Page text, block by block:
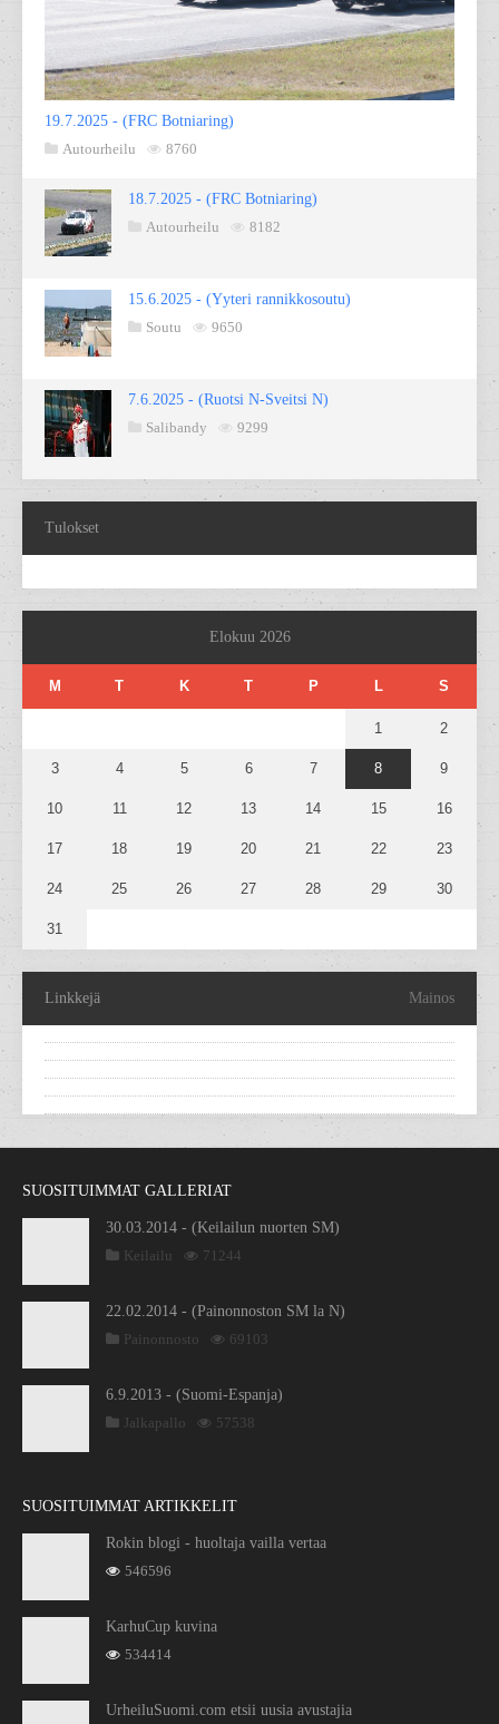
19.7.2025 - (FRC Botniaring)
Autourheilu
8760
18.7.2025 - (FRC Botniaring)
Autourheilu
8182
15.6.2025 - (Yyteri rannikkosoutu)
Soutu
9650
7.6.2025 - (Ruotsi N-Sveitsi N)
Salibandy
9299
Tulokset
Elokuu 2026
M T K T P L S
1 2
3 4 5 6 7 8 9
10 11 12 13 14 15 16
17 18 19 20 21 22 23
24 25 26 27 28 29 30
31
Linkkejä Mainos
SUOSITUIMMAT GALLERIAT
30.03.2014 - (Keilailun nuorten SM)
Keilailu
71244
22.02.2014 - (Painonnoston SM la N)
Painonnosto
69103
6.9.2013 - (Suomi-Espanja)
Jalkapallo
57538
SUOSITUIMMAT ARTIKKELIT
Rokin blogi - huoltaja vailla vertaa
546596
KarhuCup kuvina
534414
UrheiluSuomi.com etsii uusia avustajia